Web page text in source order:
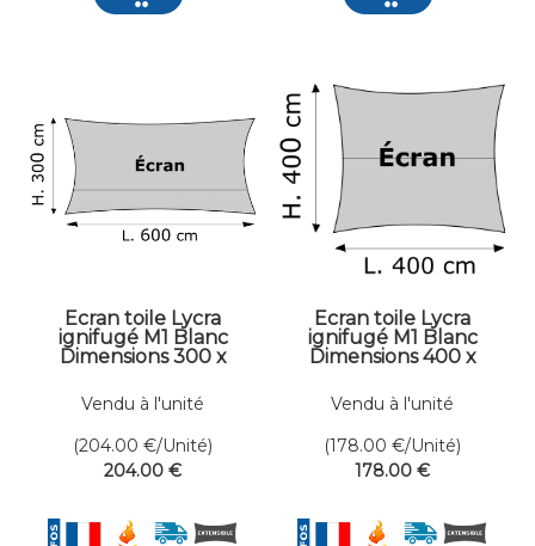
Ecran toile Lycra
ignifugé M1 Blanc
Dimensions 300 x
Vendu à l'unité
(204.00 €/Unité)
204.00 €
Ecran toile Lycra
ignifugé M1 Blanc
Dimensions 400 x
Vendu à l'unité
(178.00 €/Unité)
178.00 €